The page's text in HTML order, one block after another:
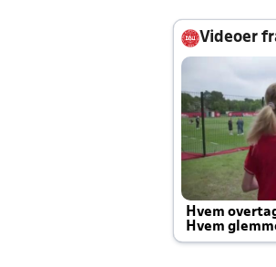
Videoer
Hvem
Hvem
Joachim